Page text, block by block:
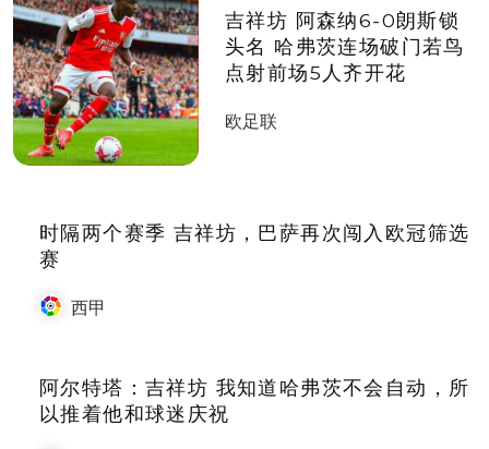
吉祥坊 阿森纳6-0朗斯锁
头名 哈弗茨连场破门若鸟
点射前场5人齐开花
欧足联
时隔两个赛季 吉祥坊，巴萨再次闯入欧冠筛选
赛
西甲
阿尔特塔：吉祥坊 我知道哈弗茨不会自动，所
以推着他和球迷庆祝